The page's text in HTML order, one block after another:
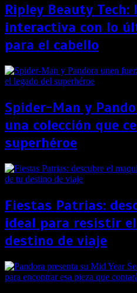
Ripley Beauty Tech:
interactiva con lo
para el cabello
Spider-Man y
una colección que
superhéroe
Fiestas Patrias:
ideal para resistir
destino de viaje